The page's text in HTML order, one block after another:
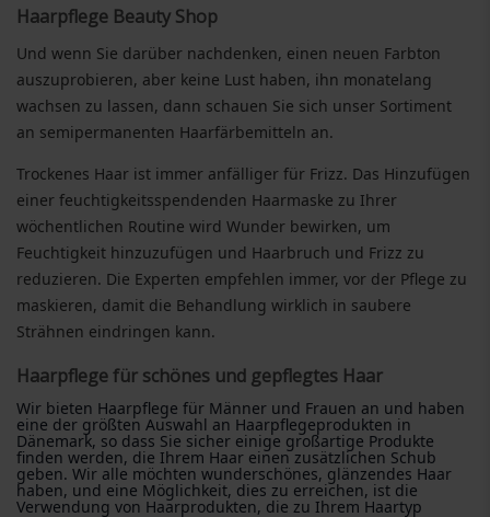
Haarpflege Beauty Shop
Und wenn Sie darüber nachdenken, einen neuen Farbton
auszuprobieren, aber keine Lust haben, ihn monatelang
wachsen zu lassen, dann schauen Sie sich unser Sortiment
an semipermanenten Haarfärbemitteln an.
Trockenes Haar ist immer anfälliger für Frizz. Das Hinzufügen
einer feuchtigkeitsspendenden Haarmaske zu Ihrer
wöchentlichen Routine wird Wunder bewirken, um
Feuchtigkeit hinzuzufügen und Haarbruch und Frizz zu
reduzieren. Die Experten empfehlen immer, vor der Pflege zu
maskieren, damit die Behandlung wirklich in saubere
Strähnen eindringen kann.
Haarpflege für schönes und gepflegtes Haar
Wir bieten Haarpflege für Männer und Frauen an und haben
eine der größten Auswahl an Haarpflegeprodukten in
Dänemark, so dass Sie sicher einige großartige Produkte
finden werden, die Ihrem Haar einen zusätzlichen Schub
geben. Wir alle möchten wunderschönes, glänzendes Haar
haben, und eine Möglichkeit, dies zu erreichen, ist die
Verwendung von Haarprodukten, die zu Ihrem Haartyp